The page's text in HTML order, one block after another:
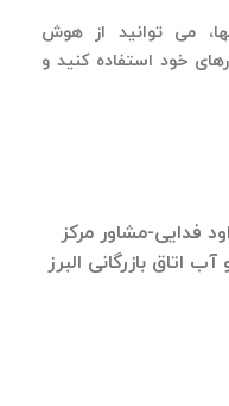
می توانید از هوش
خود استفاده کنید و
فدایی-مشاور مرکز
اتاق بازرگانی البرز